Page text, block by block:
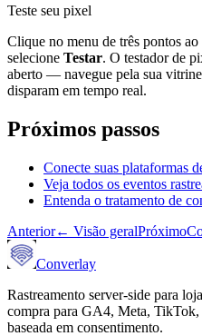
Teste seu pixel
Clique no menu de três pontos
selecione Testar. O testador de
aberto — navegue pela sua
disparam em tempo real.
Próximos passos
Conecte suas plataformas
Veja todos os eventos
Entenda o tratamento de
Anterior← Visão geralPróximo
Converlay
Rastreamento server-side para
compra para GA4, Meta, TikTok,
baseada em consentimento.